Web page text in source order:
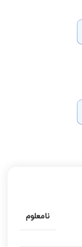
نامعلوم